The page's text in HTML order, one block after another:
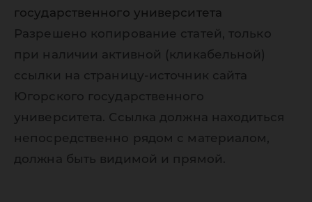
государственного университета
Разрешено копирование статей, только
при наличии активной (кликабельной)
ссылки на страницу-источник сайта
Югорского государственного
университета. Ссылка должна находиться
непосредственно рядом с материалом,
должна быть видимой и прямой.